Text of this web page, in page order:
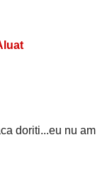
doriti...eu nu am